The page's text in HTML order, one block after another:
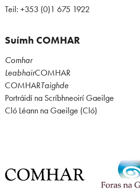
Teil: +353 (0)1 675 1922
Suímh COMHAR
Comhar
LeabhairCOMHAR
COMHARTaighde
Portráidí na Scríbhneoirí Gaeilge
Cló Léann na Gaeilge (Cló)